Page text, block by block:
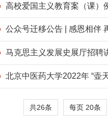
高校爱国主义教育案（课）
公众号迁移公告 | 感恩相伴
马克思主义发展史展厅招聘
北京中医药大学2022年 “壶
共26条 每页 20条